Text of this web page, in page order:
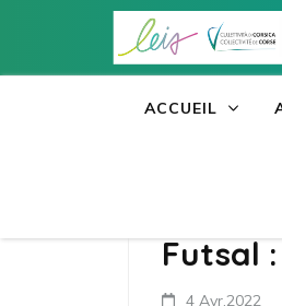
contenu
ACCUEIL
Futsal
4 Avr,2022